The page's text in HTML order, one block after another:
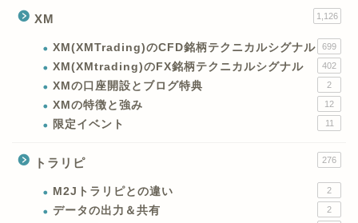
XM 1,126
XM(XMTrading)のCFD銘柄テクニカルシグナル 699
XM(XMtrading)のFX銘柄テクニカルシグナル 402
XMの口座開設とブログ特典 2
XMの特徴と強み 12
限定イベント 11
トラリピ 276
M2Jトラリピとの違い 2
データの出力＆共有 2